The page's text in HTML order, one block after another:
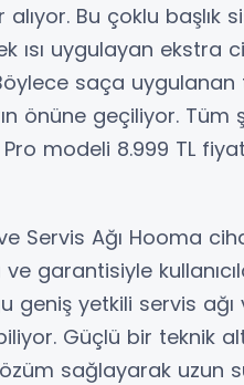
Bu çoklu başlık
ısı uygulayan ekstra
saça uygulanan
önüne geçiliyor. Tüm
modeli 8.999 TL
Servis Ağı Hooma
garantisiyle
geniş yetkili servis
Güçlü bir teknik
sağlayarak uzun